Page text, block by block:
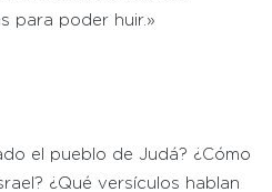
para poder huir.»
el pueblo de Judá? ¿Cómo
¿Qué versículos hablan